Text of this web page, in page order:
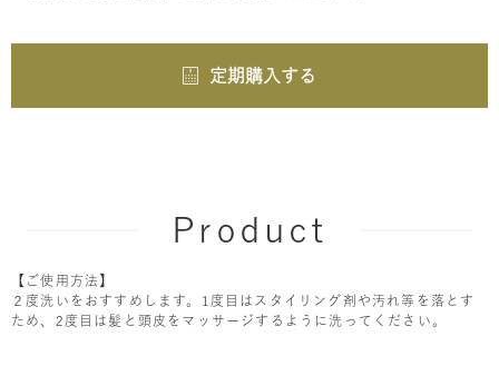
定期購入する
Product
【ご使用方法】
２度洗いをおすすめします。1度目はスタイリング剤や汚れ等を落とす
ため、2度目は髪と頭皮をマッサージするように洗ってください。